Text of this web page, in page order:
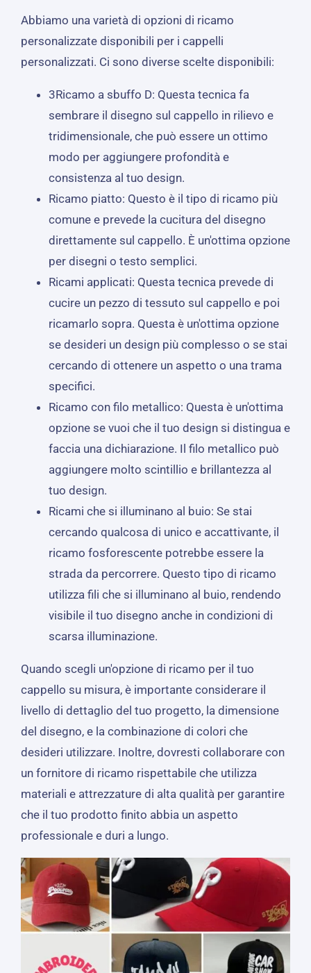
Abbiamo una varietà di opzioni di ricamo
personalizzate disponibili per i cappelli
personalizzati. Ci sono diverse scelte disponibili:
3Ricamo a sbuffo D: Questa tecnica fa
sembrare il disegno sul cappello in rilievo e
tridimensionale, che può essere un ottimo
modo per aggiungere profondità e
consistenza al tuo design.
Ricamo piatto: Questo è il tipo di ricamo più
comune e prevede la cucitura del disegno
direttamente sul cappello. È un'ottima opzione
per disegni o testo semplici.
Ricami applicati: Questa tecnica prevede di
cucire un pezzo di tessuto sul cappello e poi
ricamarlo sopra. Questa è un'ottima opzione
se desideri un design più complesso o se stai
cercando di ottenere un aspetto o una trama
specifici.
Ricamo con filo metallico: Questa è un'ottima
opzione se vuoi che il tuo design si distingua e
faccia una dichiarazione. Il filo metallico può
aggiungere molto scintillio e brillantezza al
tuo design.
Ricami che si illuminano al buio: Se stai
cercando qualcosa di unico e accattivante, il
ricamo fosforescente potrebbe essere la
strada da percorrere. Questo tipo di ricamo
utilizza fili che si illuminano al buio, rendendo
visibile il tuo disegno anche in condizioni di
scarsa illuminazione.
Quando scegli un'opzione di ricamo per il tuo
cappello su misura, è importante considerare il
livello di dettaglio del tuo progetto, la dimensione
del disegno, e la combinazione di colori che
desideri utilizzare. Inoltre, dovresti collaborare con
un fornitore di ricamo rispettabile che utilizza
materiali e attrezzature di alta qualità per garantire
che il tuo prodotto finito abbia un aspetto
professionale e duri a lungo.